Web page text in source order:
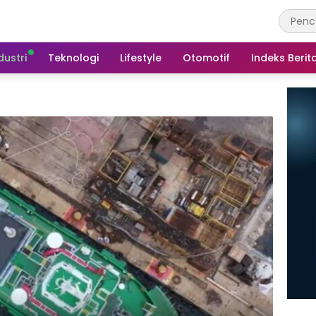
Teknologi Lifestyle Otomotif Indeks